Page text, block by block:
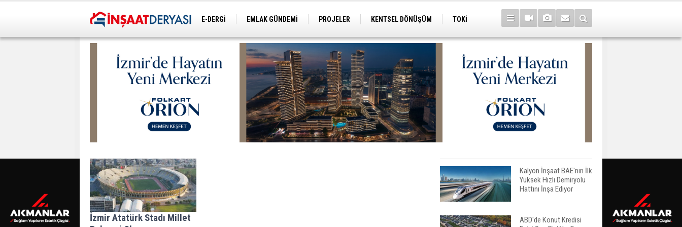
E-DERGİ EMLAK GÜNDEMİ PROJELER KENTSEL DÖNÜŞÜM
TOKİ
İzmir Atatürk Stadı Millet
Kalyon İnşaat BAE'nin İlk
Yüksek Hızlı Demiryolu
Hattını İnşa Ediyor
ABD'de Konut Kredisi